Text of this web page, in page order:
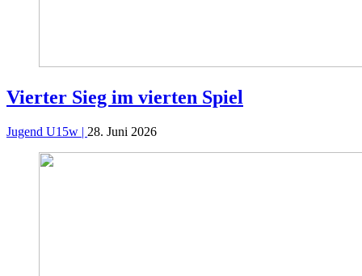
Vierter Sieg im vierten Spiel
Jugend U15w | 28. Juni 2026